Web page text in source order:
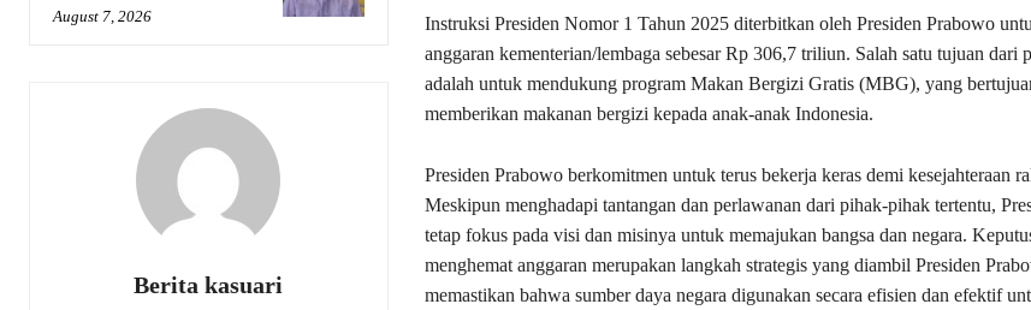
August 7, 2026
Berita kasuari
Instruksi Presiden Nomor 1 Tahun 2025 diterbitkan oleh Presiden Prabowo
anggaran kementerian/lembaga sebesar Rp 306,7 triliun. Salah satu tujuan dari
adalah untuk mendukung program Makan Bergizi Gratis (MBG), yang
memberikan makanan bergizi kepada anak-anak Indonesia.
Presiden Prabowo berkomitmen untuk terus bekerja keras demi kesejahteraan
Meskipun menghadapi tantangan dan perlawanan dari pihak-pihak tertentu,
tetap fokus pada visi dan misinya untuk memajukan bangsa dan negara.
menghemat anggaran merupakan langkah strategis yang diambil Presiden
memastikan bahwa sumber daya negara digunakan secara efisien dan efektif